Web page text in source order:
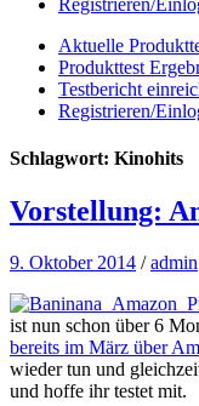
Aktuelle
Produkttest
Testbericht
Registrieren/
Schlagwort: Kinohits
Vorstellung:
9. Oktober 2014 /admin
ist nun schon über 6
bereits im März über
wieder tun und
und hoffe ihr testet mit.